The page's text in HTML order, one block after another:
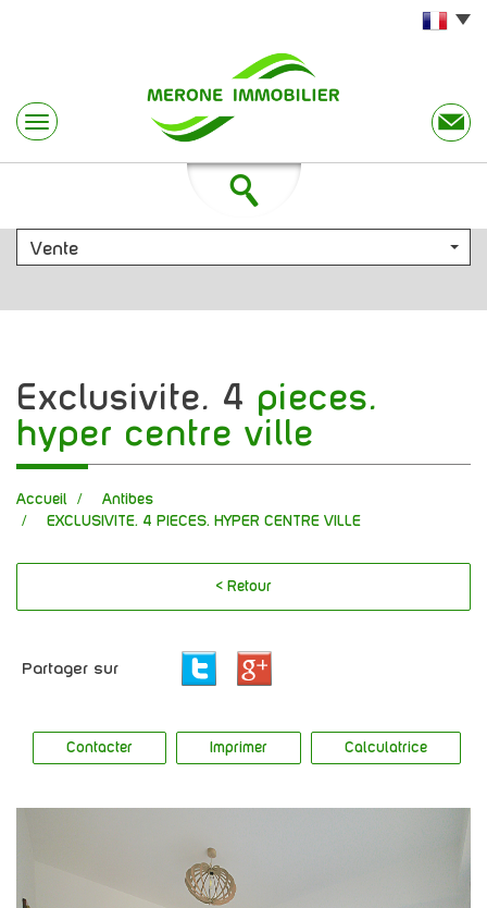
Vente
exclusivite. 4 pieces.
hyper centre ville
Accueil
Antibes
EXCLUSIVITE. 4 PIECES. HYPER CENTRE VILLE
< Retour
Partager sur
Contacter Imprimer Calculatrice